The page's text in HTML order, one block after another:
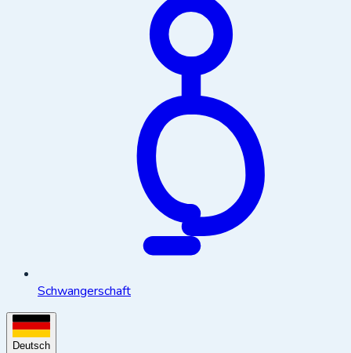
Schwangerschaft
Deutsch